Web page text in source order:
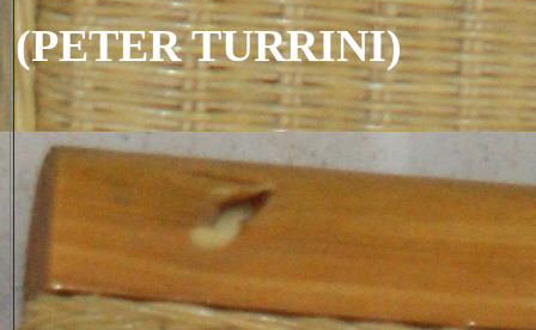
(PETER TURRINI)